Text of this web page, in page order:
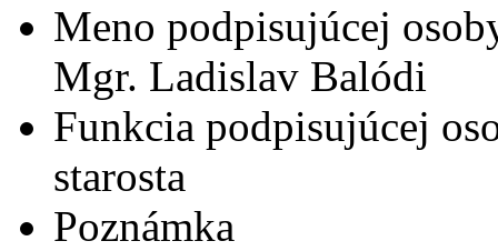
Meno podpisujúcej
Mgr. Ladislav Balódi
Funkcia podpisujúcej
starosta
Poznámka